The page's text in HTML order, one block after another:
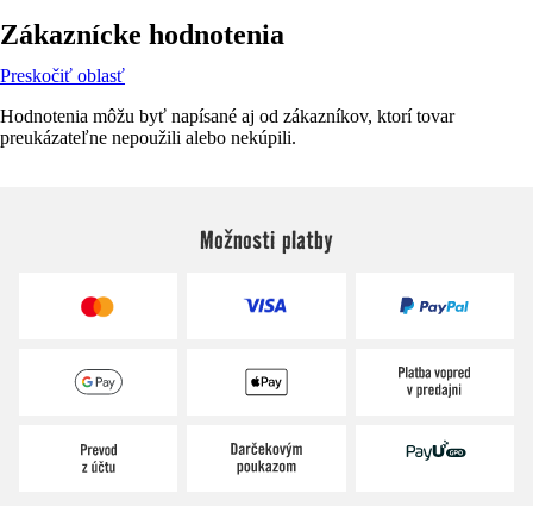
Zákaznícke hodnotenia
Preskočiť oblasť
Hodnotenia môžu byť napísané aj od zákazníkov, ktorí tovar
preukázateľne nepoužili alebo nekúpili.
Možnosti platby